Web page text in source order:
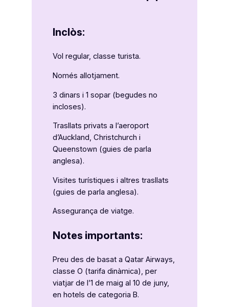
Inclòs:
Vol regular, classe turista.
Només allotjament.
3 dinars i 1 sopar (begudes no
incloses).
Trasllats privats a l’aeroport
d’Auckland, Christchurch i
Queenstown (guies de parla
anglesa).
Visites turístiques i altres trasllats
(guies de parla anglesa).
Assegurança de viatge.
Notes importants:
Preu des de basat a Qatar Airways,
classe O (tarifa dinàmica), per
viatjar de l’1 de maig al 10 de juny,
en hotels de categoria B.